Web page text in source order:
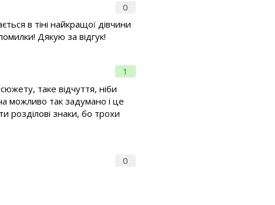
0
в тіні найкращої дівчини
Дякую за відгук!
1
таке відчуття, ніби
можливо так задумано і це
розділові знаки, бо трохи
0